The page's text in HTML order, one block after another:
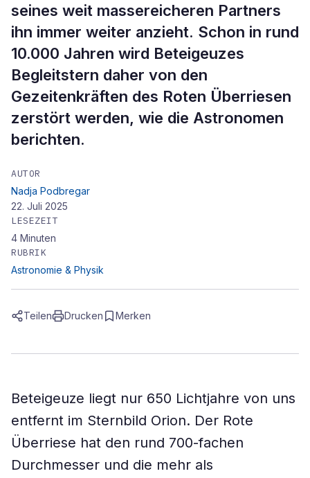
seines weit massereicheren Partners
ihn immer weiter anzieht. Schon in rund
10.000 Jahren wird Beteigeuzes
Begleitstern daher von den
Gezeitenkräften des Roten Überriesen
zerstört werden, wie die Astronomen
berichten.
AUTOR
Nadja Podbregar
22. Juli 2025
LESEZEIT
4 Minuten
RUBRIK
Astronomie & Physik
Teilen Drucken Merken
Beteigeuze liegt nur 650 Lichtjahre von uns
entfernt im Sternbild Orion. Der Rote
Überriese hat den rund 700-fachen
Durchmesser und die mehr als